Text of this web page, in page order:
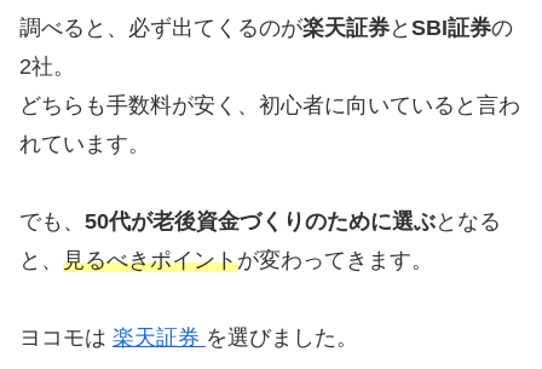
調べると、必ず出てくるのが楽天証券と SBI証券の
2社。
どちらも手数料が安く、初心者に向いていると言わ
れています。
でも、 50代が老後資金づくりのために選ぶとなる
と、 見るべきポイントが変わってきます。
ヨコモは 楽天証券 を選びました。